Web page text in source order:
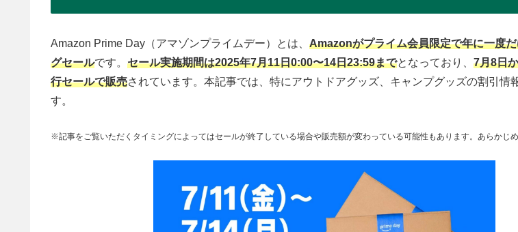
Amazon Prime Day（アマゾンプライムデー）とは、 Amazonがプライム会員限定で年に一度
グセールです。 セール実施期間は2025年7月11日0:00〜14日23:59までとなっており、 7月8日
行セールで販売されています。本記事では、特にアウトドアグッズ、キャンプグッズの割引情
す。
※記事をご覧いただくタイミングによってはセールが終了している場合や販売額が変わっている可能性もあります。あらかじめ